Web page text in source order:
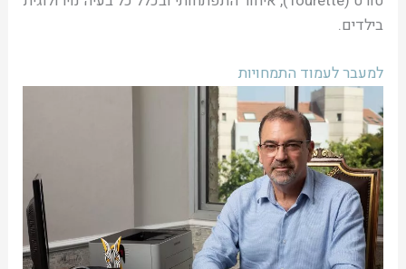
בילדים.
למעבר לעמוד התמחויות